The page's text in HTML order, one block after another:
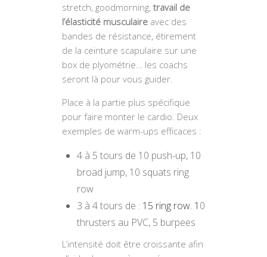
stretch, goodmorning, travail de
l’élasticité musculaire avec des
bandes de résistance, étirement
de la ceinture scapulaire sur une
box de plyométrie… les coachs
seront là pour vous guider.
Place à la partie plus spécifique
pour faire monter le cardio. Deux
exemples de warm-ups efficaces :
4 à 5 tours de 10 push-up, 10
broad jump, 10 squats ring
row
3 à 4 tours de : 15 ring row. 1 0
thrusters au PVC, 5 burpees
L’intensité doit être croissante afin